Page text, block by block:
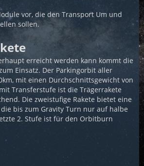
vor, die den Transport Um und
sollen.
erreicht werden kann kommt die
Einsatz. Der Parkingorbit aller
mit einen Durchschnittsgewicht von
Transferstufe ist die Trägerrakete
Die zweistufige Rakete bietet eine
bis zum Gravity Turn nur auf halbe
2. Stufe ist für den Orbitburn